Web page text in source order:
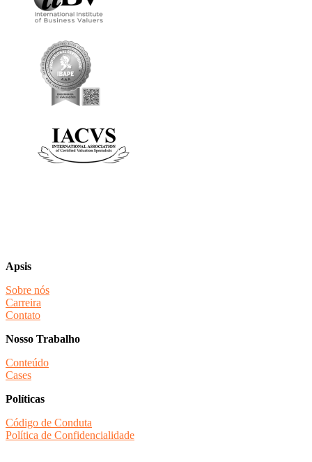
Apsis
Sobre nós
Carreira
Contato
Nosso Trabalho
Conteúdo
Cases
Políticas
Código de Conduta
Política de Confidencialidade